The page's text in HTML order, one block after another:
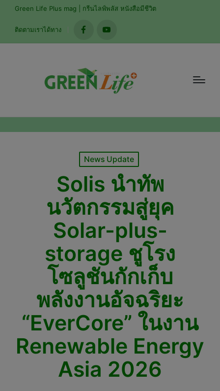
Green Life Plus mag | กรีนไลฟ์พลัส หนังสือมีชีวิต
ติดตามเราได้ทาง
facebookyoutube
Posted
News Update
Solis นำทัพ
นวัตกรรมสู่ยุค
Solar-plus-
storage ชูโรง
โซลูชันกักเก็บ
พลังงานอัจฉริยะ
“EverCore” ในงาน
Renewable Energy
Asia 2026
modal-check